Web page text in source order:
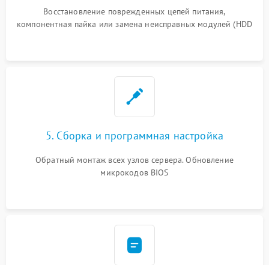
Восстановление поврежденных цепей питания,
компонентная пайка или замена неисправных модулей (HDD
5. Сборка и программная настройка
Обратный монтаж всех узлов сервера. Обновление
микрокодов BIOS